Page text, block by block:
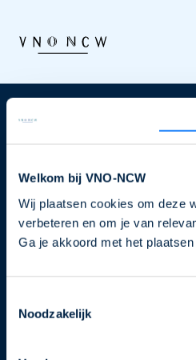
Welkom bij VNO-NCW
Wij plaatsen cookies om deze
verbeteren en om je van
Ga je akkoord met het
Noodzakelijk
Nieuwsbrief
je nu in voor de VNO-NCW
Schrijf je in
Direct naar
Ons verhaal